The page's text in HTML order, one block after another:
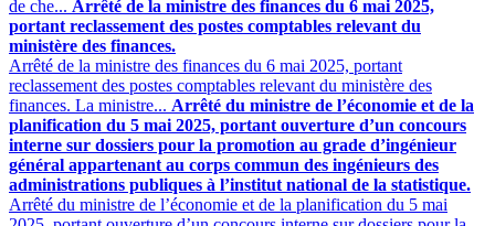
de che... Arrêté de la ministre des finances du 6 mai 2025,
portant reclassement des postes comptables relevant du
ministère des finances.
Arrêté de la ministre des finances du 6 mai 2025, portant
reclassement des postes comptables relevant du ministère des
finances. La ministre... Arrêté du ministre de l’économie et de la
planification du 5 mai 2025, portant ouverture d’un concours
interne sur dossiers pour la promotion au grade d’ingénieur
général appartenant au corps commun des ingénieurs des
administrations publiques à l’institut national de la statistique.
Arrêté du ministre de l’économie et de la planification du 5 mai